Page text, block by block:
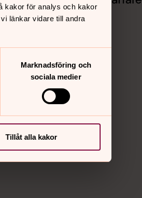
kakor för analys och kakor
länkar vidare till andra
Marknadsföring och
sociala medier
Tillåt alla kakor
Facebook
Vimeo